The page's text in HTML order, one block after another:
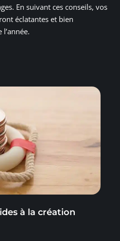
En suivant ces conseils, vos
éclatantes et bien
à la création